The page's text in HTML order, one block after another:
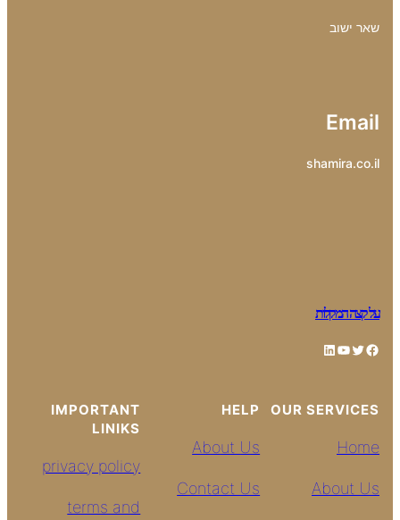
שאר ישוב
Email
shamira.co.il
על קצה המקלות
Facebook
Twitter
YouTube
LinkedIn
OUR SERVICES
Home
About Us
HELP
About Us
Contact Us
IMPORTANT
LINIKS
privacy policy
terms and